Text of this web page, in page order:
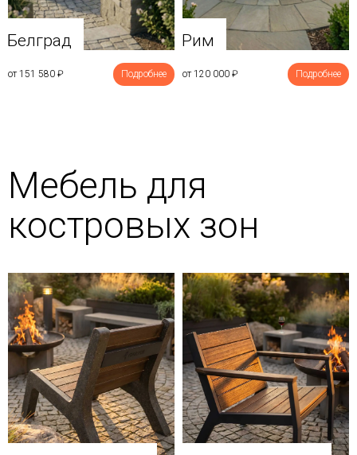
Белград
от 151 580 ₽ Подробнее
Рим
от 120 000 ₽ Подробнее
Мебель для
костровых зон